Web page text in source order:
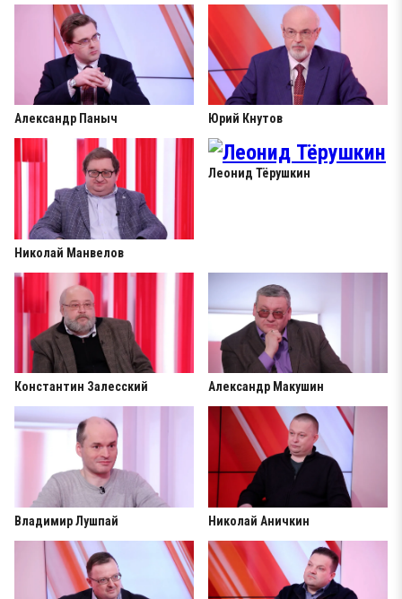
Александр Паныч Юрий Кнутов
Николай Манвелов
Леонид Тёрушкин
Константин Залесский Александр Макушин
Владимир Лушпай Николай Аничкин